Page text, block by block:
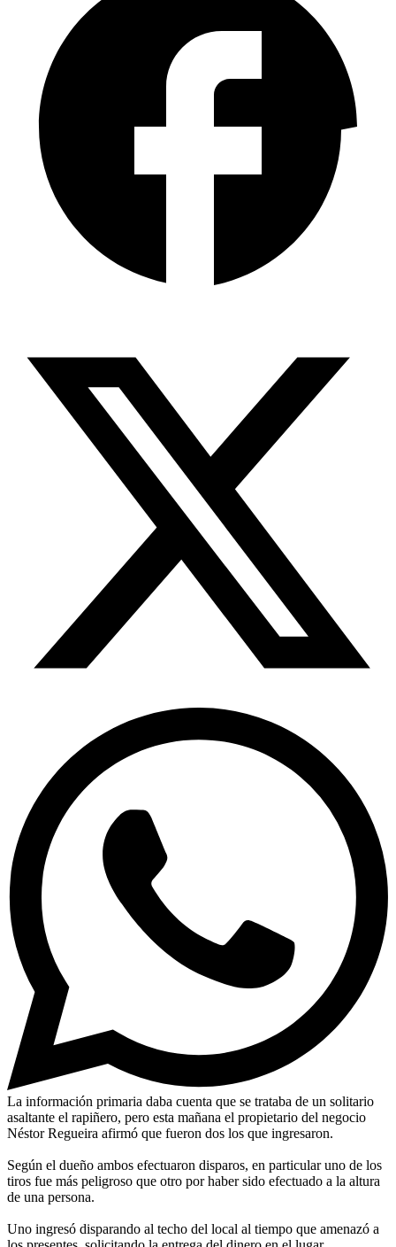
La información primaria daba cuenta que se trataba de un solitario
asaltante el rapiñero, pero esta mañana el propietario del negocio
Néstor Regueira afirmó que fueron dos los que ingresaron.
Según el dueño ambos efectuaron disparos, en particular uno de los
tiros fue más peligroso que otro por haber sido efectuado a la altura
de una persona.
Uno ingresó disparando al techo del local al tiempo que amenazó a